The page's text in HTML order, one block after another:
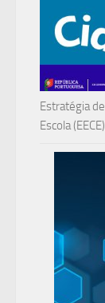
Estratégia
Escola